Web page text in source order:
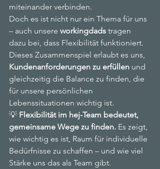
miteinander verbinden.
Doch es ist nicht nur ein Thema für uns
– auch unsere workingdads tragen
dazu bei, dass Flexibilität funktioniert.
Dieses Zusammenspiel erlaubt es uns,
Kundenanforderungen zu erfüllen und
gleichzeitig die Balance zu finden, die
für unsere persönlichen
Lebenssituationen wichtig ist.
💡 Flexibilität im hej-Team bedeutet,
gemeinsame Wege zu finden. Es zeigt,
wie wichtig es ist, Raum für individuelle
Bedürfnisse zu schaffen – und wie viel
Stärke uns das als Team gibt.